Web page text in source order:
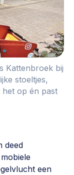
Kattenbroek bij
stoeltjes,
op én past
deed
een